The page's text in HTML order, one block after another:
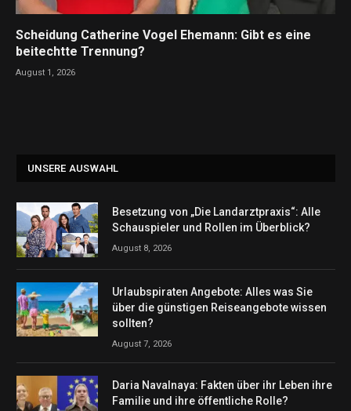
Scheidung Catherine Vogel Ehemann: Gibt es eine
beitechtte Trennung?
August 1, 2026
UNSERE AUSWAHL
Besetzung von „Die Landarztpraxis“: Alle
Schauspieler und Rollen im Überblick?
August 8, 2026
Urlaubspiraten Angebote: Alles was Sie
über die günstigen Reiseangebote wissen
sollten?
August 7, 2026
Daria Navalnaya: Fakten über ihr Leben ihre
Familie und ihre öffentliche Rolle?